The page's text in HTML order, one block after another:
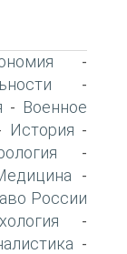
-
-
- Военное
История -
-
-
России
-
-